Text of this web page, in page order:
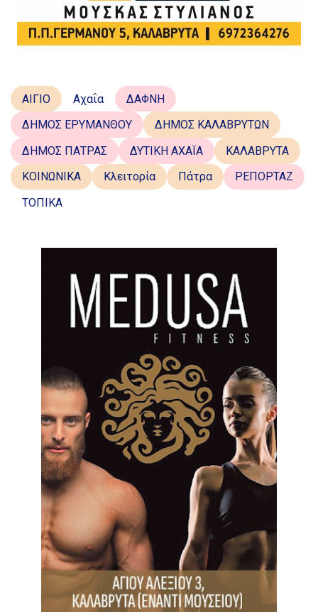
ΑΙΓΙΟ Αχαΐα
ΔΑΦΝΗ
ΔΗΜΟΣ ΕΡΥΜΑΝΘΟΥ
ΔΗΜΟΣ ΚΑΛΑΒΡΥΤΩΝ
ΔΗΜΟΣ ΠΑΤΡΑΣ
ΔΥΤΙΚΗ ΑΧΑΪΑ
ΚΑΛΑΒΡΥΤΑ
ΚΟΙΝΩΝΙΚΑ
Κλειτορία Πάτρα
ΡΕΠΟΡΤΑΖ
ΤΟΠΙΚΑ